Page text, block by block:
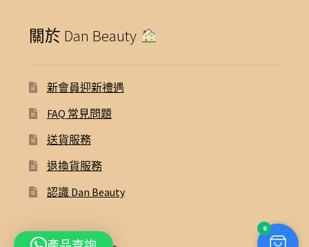
關於 Dan Beauty
新會員迎新禮遇
FAQ 常見問題
送貨服務
退換貨服務
認識 Dan Beauty
0